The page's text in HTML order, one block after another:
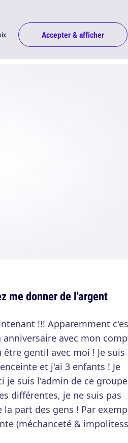
Accepter & afficher
me donner de l'argent
!!! Apparemment
avec mon
gentil avec moi ! Je suis
et j'ai 3 enfants ! Je
je suis l'admin de ce
différentes, je ne suis pas
part des gens ! Par
(méchanceté &